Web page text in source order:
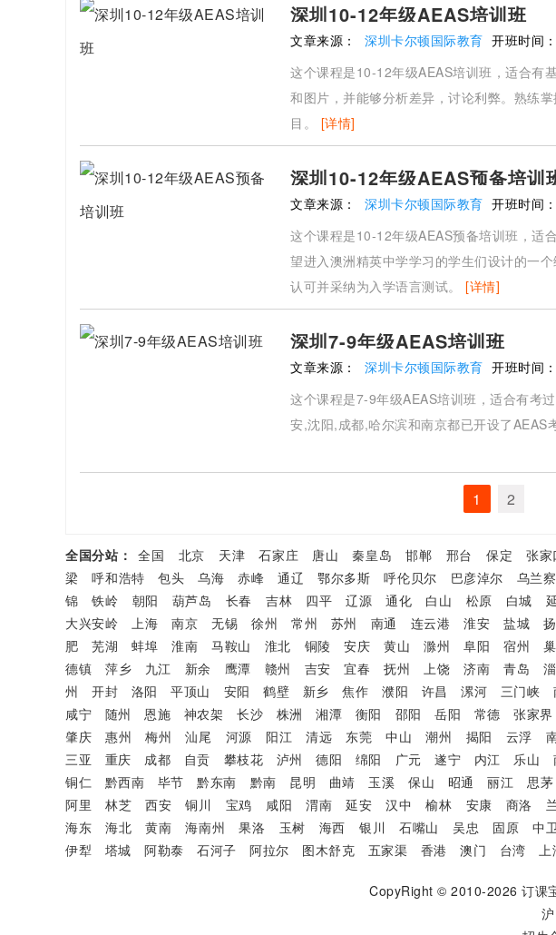
深圳10-12年级AEAS培训班
文章来源： 深圳卡尔顿国际教育 开班时间：
这个课程是10-12年级AEAS培训班，适合有
和图片，并能够分析差异，讨论利弊。熟练
目。 [详情]
深圳10-12年级AEAS预备培训
文章来源： 深圳卡尔顿国际教育 开班时间：
这个课程是10-12年级AEAS预备培训班，适
望进入澳洲精英中学学习的学生们设计的一
认可并采纳为入学语言测试。 [详情]
深圳7-9年级AEAS培训班
文章来源： 深圳卡尔顿国际教育 开班时间：
这个课程是7-9年级AEAS培训班，适合有考
安,沈阳,成都,哈尔滨和南京都已开设了AEAS
1 2
全国分站： 全国 北京 天津 石家庄 唐山 秦皇岛 邯郸 邢台 保定 张家
梁
呼和浩特 包头 乌海 赤峰 通辽 鄂尔多斯 呼伦贝尔 巴彦淖尔 乌兰
锦
铁岭 朝阳 葫芦岛 长春 吉林 四平 辽源 通化 白山 松原 白城
大兴安岭
上海 南京 无锡 徐州 常州 苏州 南通 连云港 淮安 盐城
肥
芜湖 蚌埠 淮南 马鞍山 淮北 铜陵 安庆 黄山 滁州 阜阳 宿州
德镇
萍乡 九江 新余 鹰潭 赣州 吉安 宜春 抚州 上饶 济南 青岛
州
开封 洛阳 平顶山 安阳 鹤壁 新乡 焦作 濮阳 许昌 漯河 三门峡
咸宁
随州 恩施 神农架 长沙 株洲 湘潭 衡阳 邵阳 岳阳 常德 张家界
肇庆
惠州 梅州 汕尾 河源 阳江 清远 东莞 中山 潮州 揭阳 云浮
三亚
重庆 成都 自贡 攀枝花 泸州 德阳 绵阳 广元 遂宁 内江 乐山
铜仁
黔西南 毕节 黔东南 黔南 昆明 曲靖 玉溪 保山 昭通 丽江 思茅
阿里
林芝 西安 铜川 宝鸡 咸阳 渭南 延安 汉中 榆林 安康 商洛
海东
海北 黄南 海南州 果洛 玉树 海西 银川 石嘴山 吴忠 固原 中
伊犁
塔城 阿勒泰 石河子 阿拉尔 图木舒克 五家渠 香港 澳门 台湾 上
CopyRight © 2010-2026订课